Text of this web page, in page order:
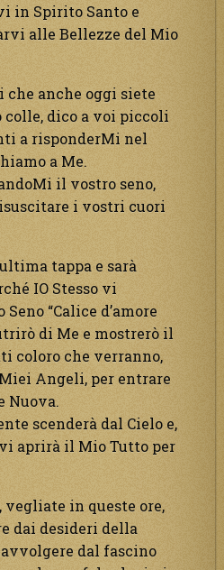
in Spirito Santo e
alle Bellezze del Mio
che anche oggi siete
dico a voi piccoli
a risponderMi nel
a Me.
il vostro seno,
i vostri cuori
tappa e sarà
IO Stesso vi
“Calice d’amore
di Me e mostrerò il
coloro che verranno,
Angeli, per entrare
Nuova.
scenderà dal Cielo e,
aprirà il Mio Tutto per
in queste ore,
dai desideri della
dal fascino